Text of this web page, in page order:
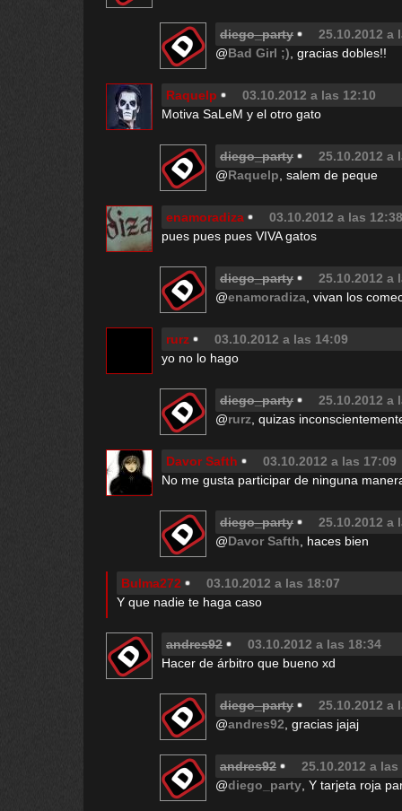
diego_party
25.10.2012 a
@Bad Girl ;) , gracias dobles!!
Raquelp
03.10.2012 a las 12:10
Motiva SaLeM y el otro gato
diego_party
25.10.2012 a
@Raquelp , salem de peque
enamoradiza
03.10.2012 a las 12:38
pues pues pues VIVA gatos
diego_party
25.10.2012 a
@enamoradiza , vivan los
rurz
03.10.2012 a las 14:09
yo no lo hago
diego_party
25.10.2012 a
@rurz , quizas
Davor Safth
03.10.2012 a las 17:09
No me gusta participar de ninguna
diego_party
25.10.2012 a
@Davor Safth , haces bien
Bulma272
03.10.2012 a las 18:07
Y que nadie te haga caso
andres92
03.10.2012 a las 18:34
Hacer de árbitro que bueno xd
diego_party
25.10.2012 a
@andres92 , gracias jajaj
andres92
25.10.2012 a las
@diego_party , Y tarjeta roja